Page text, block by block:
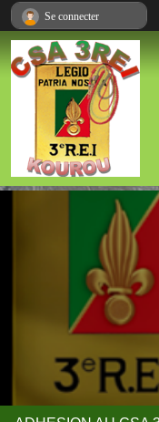
Se connecter
Panneau de gestion des